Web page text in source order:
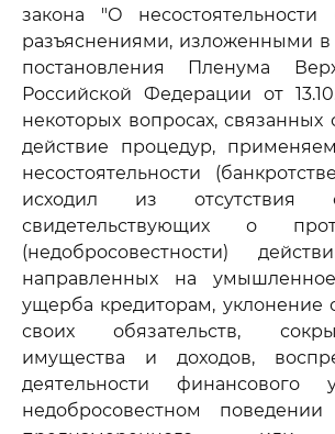
закона "О несостоятельности
разъяснениями, изложенными в
постановления Пленума
Российской Федерации от
некоторых вопросах,
действие процедур,
несостоятельности
исходил из отсутствия
свидетельствующих о
(недобросовестности)
направленных на
ущерба кредиторам, уклонение
своих обязательств,
имущества и доходов,
деятельности финансового
недобросовестном